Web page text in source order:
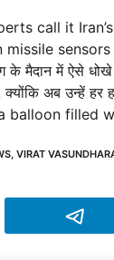
call it
missile
में ऐसे धोखे
अब उन्हें
(a balloon filled
, VIRAT